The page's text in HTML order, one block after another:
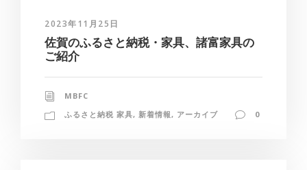
2023年11月25日
佐賀のふるさと納税・家具、諸富家具の
ご紹介
MBFC
ふるさと納税 家具, 新着情報 , アーカイブ 0